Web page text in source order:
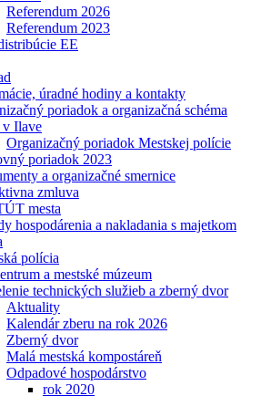
Referendum 2026
Referendum 2023
EE
úradné hodiny a kontakty
poriadok a organizačná schéma
Ilave
Organizačný poriadok Mestskej polície
poriadok 2023
a organizačné smernice
zmluva
mesta
hospodárenia a nakladania s majetkom
polícia
a mestské múzeum
technických služieb a zberný dvor
Aktuality
Kalendár zberu na rok 2026
Zberný dvor
Malá mestská kompostáreň
Odpadové hospodárstvo
rok 2020